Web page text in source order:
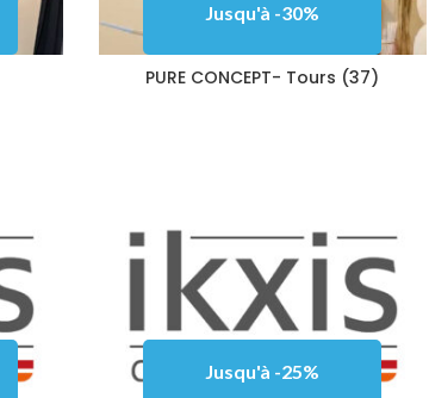
Jusqu'à -30%
PURE CONCEPT- Tours (37)
Jusqu'à -25%